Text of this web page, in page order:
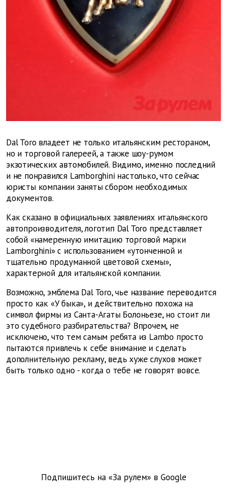
Dal Toro владеет не только итальянским рестораном,
но и торговой галереей, а также шоу-румом
экзотических автомобилей. Видимо, именно последний
и не понравился Lamborghini настолько, что сейчас
юристы компании заняты сбором необходимых
документов.
Как сказано в официальных заявлениях итальянского
автопроизводителя, логотип Dal Toro представляет
собой «намеренную имитацию торговой марки
Lamborghini» с использованием «утонченной и
тщательно продуманной цветовой схемы»,
характерной для итальянской компании.
Возможно, эмблема Dal Toro, чье название переводится
просто как «У быка», и действительно похожа на
символ фирмы из Санта-Агаты Болоньезе, но стоит ли
это судебного разбирательства? Впрочем, не
исключено, что тем самым ребята из Lambo просто
пытаются привлечь к себе внимание и сделать
дополнительную рекламу, ведь хуже слухов может
быть только одно - когда о тебе не говорят вовсе.
Подпишитесь на «За рулем» в Google